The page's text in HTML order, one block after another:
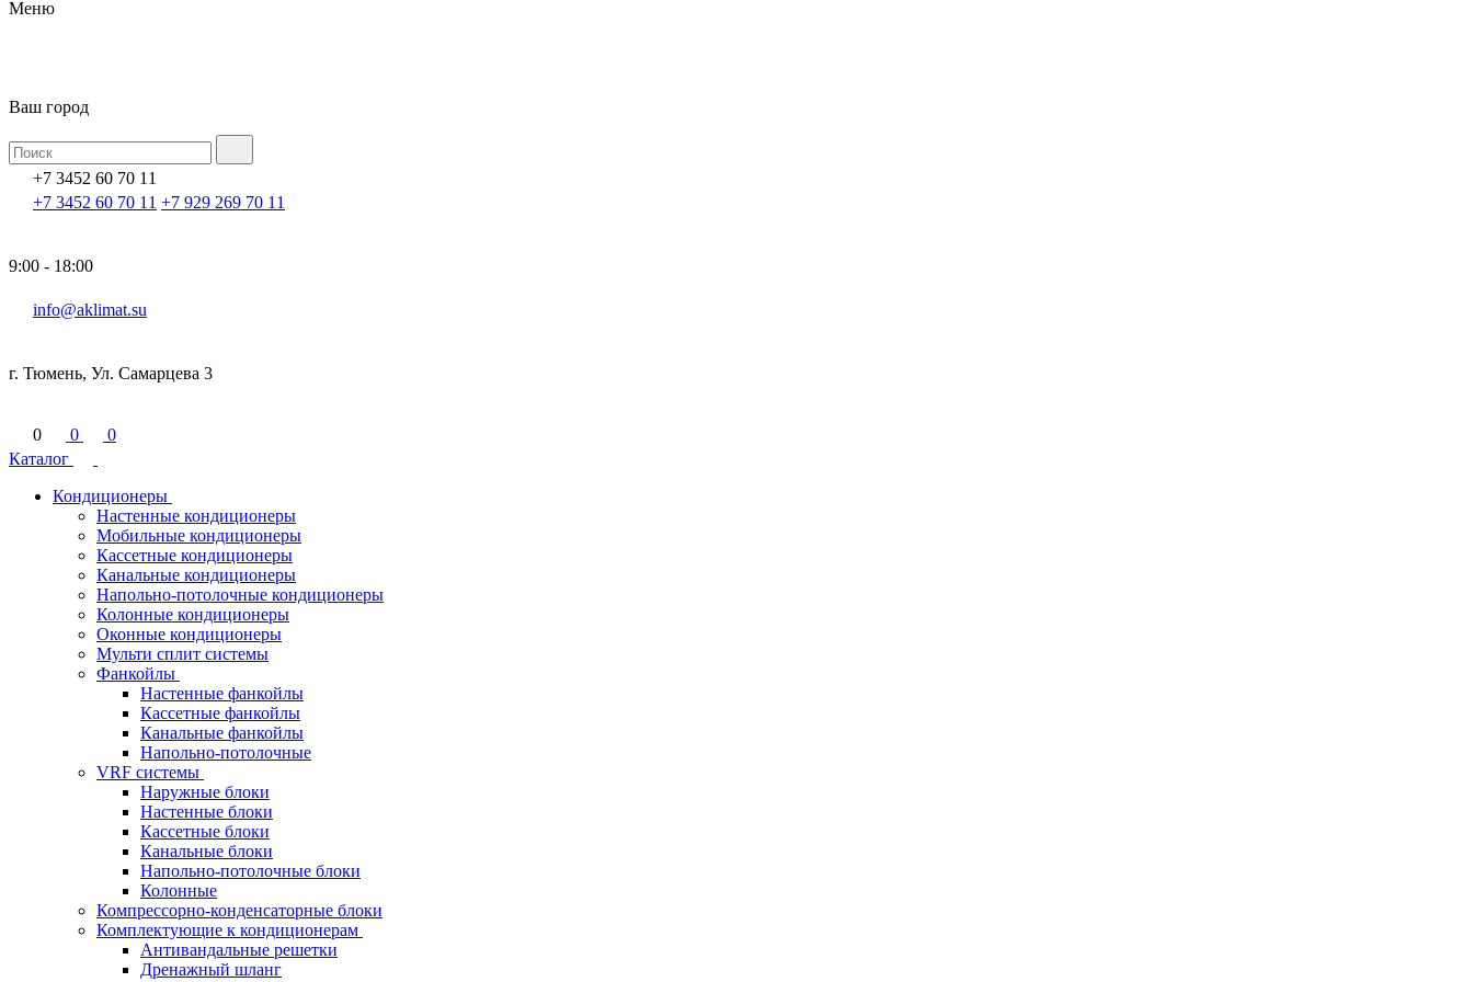
Меню
Ваш город
+7 3452 60 70 11
+7 3452 60 70 11 +7 929 269 70 11
9:00 - 18:00
info@aklimat.su
г. Тюмень, Ул. Самарцева 3
0 0
0
Каталог
Кондиционеры
Настенные кондиционеры
Мобильные кондиционеры
Кассетные кондиционеры
Канальные кондиционеры
Напольно-потолочные кондиционеры
Колонные кондиционеры
Оконные кондиционеры
Мульти сплит системы
Фанкойлы
Настенные фанкойлы
Кассетные фанкойлы
Канальные фанкойлы
Напольно-потолочные
VRF системы
Наружные блоки
Настенные блоки
Кассетные блоки
Канальные блоки
Напольно-потолочные блоки
Колонные
Компрессорно-конденсаторные блоки
Комплектующие к кондиционерам
Антивандальные решетки
Дренажный шланг